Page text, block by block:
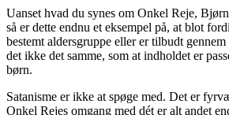
Uanset hvad du synes om Onkel Reje,
så er dette endnu et eksempel på, at blot
bestemt aldersgruppe eller er tilbudt
det ikke det samme, som at indholdet er
børn.
Satanisme er ikke at spøge med. Det er
Onkel Rejes omgang med dét er alt andet